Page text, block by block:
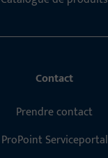
Contact
Prendre contact
ProPoint Serviceportal